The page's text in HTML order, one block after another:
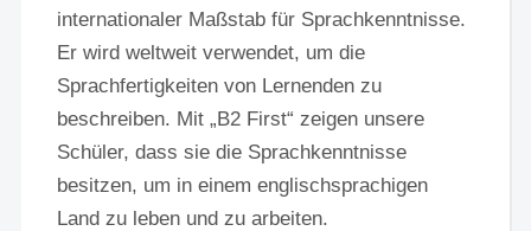
internationaler Maßstab für Sprachkenntnisse.
Er wird weltweit verwendet, um die
Sprachfertigkeiten von Lernenden zu
beschreiben. Mit „B2 First“ zeigen unsere
Schüler, dass sie die Sprachkenntnisse
besitzen, um in einem englischsprachigen
Land zu leben und zu arbeiten.